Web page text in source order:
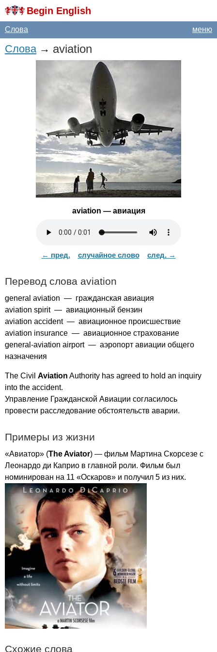
Begin English
меню
Слова
Слова→ aviation
aviation — авиация
← пред. случайное слово след. →
Перевод слова aviation
general aviation — гражданская авиация
aviation spirit— авиационный бензин
aviation accident— авиационное происшествие
aviation insurance — авиационное страхование
general-aviation airport— аэропорт авиации общего
назначения
The Civil Aviation Authority has agreed to hold an inquiry
into the accident.
Управление Гражданской Авиации согласилось
провести расследование обстоятельств аварии.
Примеры из жизни
«Авиатор» (TheAviator) — фильм Мартина Скорсезе с
Леонардо ди Каприо в главной роли. Фильм был
номинирован на 11 «Оскаров» и получил 5 из них.
Схожие слова